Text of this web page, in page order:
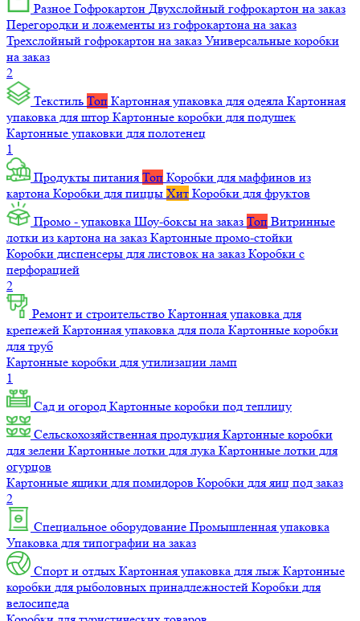
Разное Гофрокартон Двухслойный гофрокартон на заказ
Перегородки и ложементы из гофрокартона на заказ
Трехслойный гофрокартон на заказ Универсальные коробки
на заказ
2
Текстиль Топ Картонная упаковка для одеяла Картонная
упаковка для штор Картонные коробки для подушек
Картонные упаковки для полотенец
1
Продукты питания Топ Коробки для маффинов из
картона Коробки для пиццы Хит Коробки для фруктов
Промо - упаковка Шоу-боксы на заказ Топ Витринные
лотки из картона на заказ Картонные промо-стойки
Коробки диспенсеры для листовок на заказ Коробки с
перфорацией
2
Ремонт и строительство Картонная упаковка для
крепежей Картонная упаковка для пола Картонные коробки
для труб
Картонные коробки для утилизации ламп
1
Сад и огород Картонные коробки под теплицу
Сельскохозяйственная продукция Картонные коробки
для зелени Картонные лотки для лука Картонные лотки для
огурцов
Картонные ящики для помидоров Коробки для яиц под заказ
2
Специальное оборудование Промышленная упаковка
Упаковка для типографии на заказ
Спорт и отдых Картонная упаковка для лыж Картонные
коробки для рыболовных принадлежностей Коробки для
велосипеда